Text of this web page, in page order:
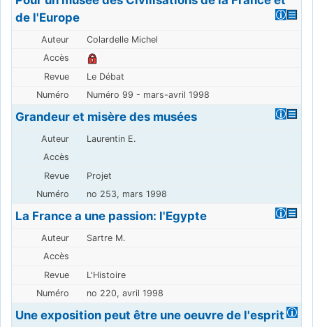
de l'Europe
Colardelle Michel
Le Débat
Numéro 99 - mars-avril 1998
Grandeur et misère des musées
Laurentin E.
Projet
no 253, mars 1998
La France a une passion: l'Egypte
Sartre M.
L'Histoire
no 220, avril 1998
Une exposition peut être une oeuvre de l'esprit